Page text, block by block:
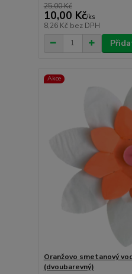
25,00 Kč
10,00 Kč/ks
8,26 Kč bez DPH
Akce
Oranžovo smetanový
(dvoubarevný)